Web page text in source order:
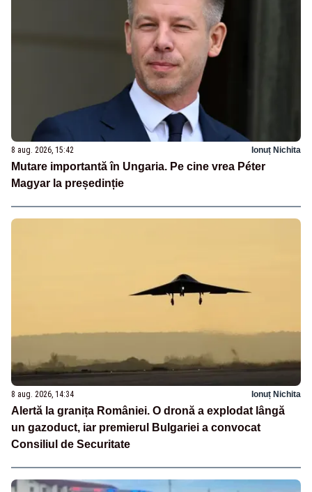
8 aug. 2026, 15:42 Ionuț Nichita
Mutare importantă în Ungaria. Pe cine vrea Péter
Magyar la președinție
8 aug. 2026, 14:34 Ionuț Nichita
Alertă la granița României. O dronă a explodat lângă
un gazoduct, iar premierul Bulgariei a convocat
Consiliul de Securitate